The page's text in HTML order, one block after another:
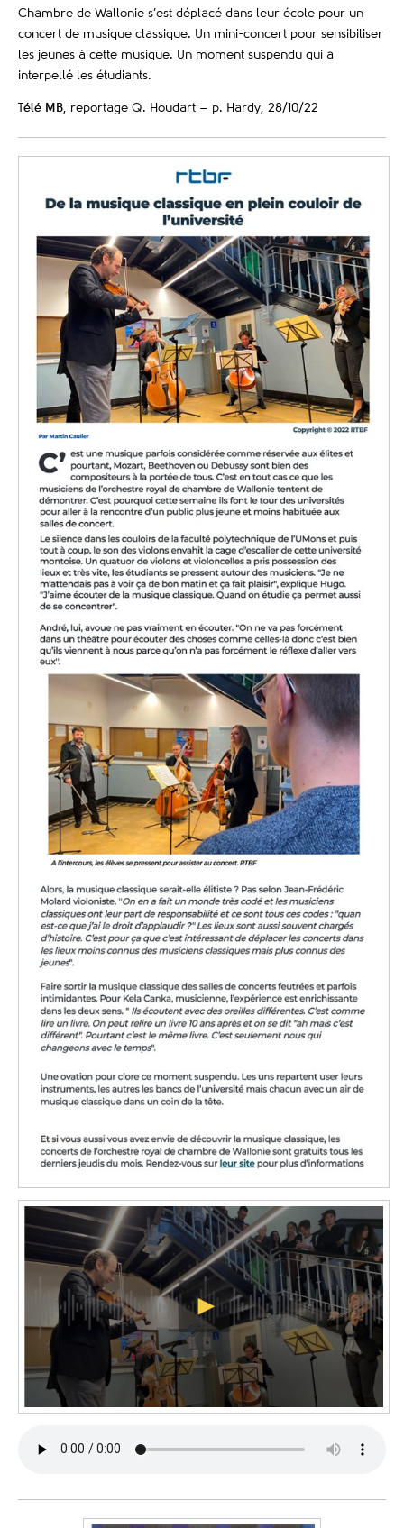
Chambre de Wallonie s’est déplacé dans leur école pour un
concert de musique classique. Un mini-concert pour sensibiliser
les jeunes à cette musique. Un moment suspendu qui a
interpellé les étudiants.
Télé MB, reportage Q. Houdart – p. Hardy, 28/10/22